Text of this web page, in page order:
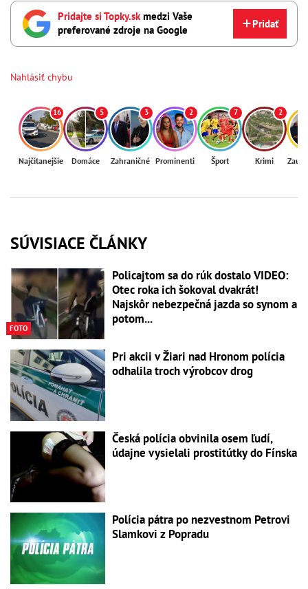
Pridajte si Topky.skmedzi Vaše
preferované zdroje na Google
Pridať
Nahlásiť chybu
16
Najčítanejšie
5
Domáce
3
Zahraničné
2
Prominenti
7
Šport
2
Krimi
SÚVISIACE ČLÁNKY
FOTO
Policajtom sa do rúk dostalo VIDEO:
Otec roka ich šokoval dvakrát!
Najskôr nebezpečná jazda so synom a
potom...
Pri akcii v Žiari nad Hronom polícia
odhalila troch výrobcov drog
Česká polícia obvinila osem ľudí,
údajne vysielali prostitútky do Fínska
Polícia pátra po nezvestnom Petrovi
Slamkovi z Popradu